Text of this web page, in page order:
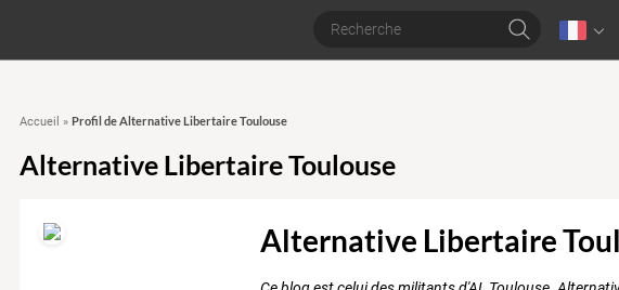
Accueil » Profil de Alternative Libertaire Toulouse
Alternative Libertaire Toulouse
Alternative Libertaire